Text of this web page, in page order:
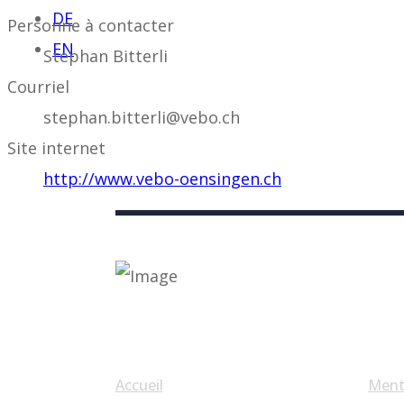
DE
EN
Personne à contacter
Stephan Bitterli
Courriel
stephan.bitterli@vebo.ch
Site internet
http://www.vebo-oensingen.ch
Accueil